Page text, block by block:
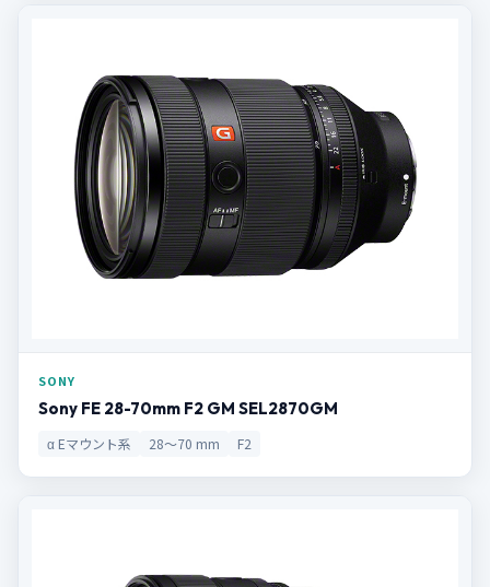
SONY
Sony FE 28-70mm F2 GM SEL2870GM
α Eマウント系 28〜70 mm F2